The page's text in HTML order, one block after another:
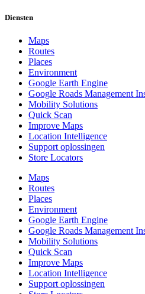
Diensten
Maps
Routes
Places
Environment
Google Earth Engine
Google Roads Management
Mobility Solutions
Quick Scan
Improve Maps
Location Intelligence
Support oplossingen
Store Locators
Maps
Routes
Places
Environment
Google Earth Engine
Google Roads Management
Mobility Solutions
Quick Scan
Improve Maps
Location Intelligence
Support oplossingen